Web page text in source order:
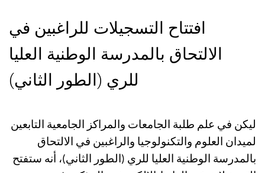
افتتاح التسجيلات للراغبين في
الالتحاق بالمدرسة الوطنية العليا
للري (الطور الثاني)
ليكن في علم طلبة الجامعات والمراكز الجامعية التابعين
لميدان العلوم والتكنولوجيا والراغبين في الالتحاق
بالمدرسة الوطنية العليا للري (الطور الثاني)، أنه ستفتح